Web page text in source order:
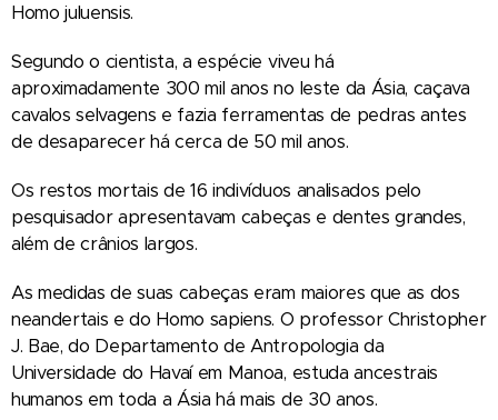
Homo juluensis.
Segundo o cientista, a espécie viveu há
aproximadamente 300 mil anos no leste da Ásia, caçava
cavalos selvagens e fazia ferramentas de pedras antes
de desaparecer há cerca de 50 mil anos.
Os restos mortais de 16 indivíduos analisados pelo
pesquisador apresentavam cabeças e dentes grandes,
além de crânios largos.
As medidas de suas cabeças eram maiores que as dos
neandertais e do Homo sapiens. O professor Christopher
J. Bae, do Departamento de Antropologia da
Universidade do Havaí em Manoa, estuda ancestrais
humanos em toda a Ásia há mais de 30 anos.